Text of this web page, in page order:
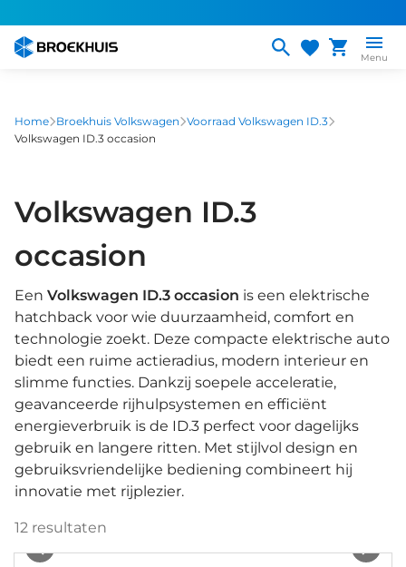
naar
gaan
Menu
Home Broekhuis Volkswagen Voorraad Volkswagen ID.3
Volkswagen ID.3 occasion
Volkswagen ID.3
occasion
Een Volkswagen ID.3 occasion is een elektrische
hatchback voor wie duurzaamheid, comfort en
technologie zoekt. Deze compacte elektrische auto
biedt een ruime actieradius, modern interieur en
slimme functies. Dankzij soepele acceleratie,
geavanceerde rijhulpsystemen en efficiënt
energieverbruik is de ID.3 perfect voor dagelijks
gebruik en langere ritten. Met stijlvol design en
gebruiksvriendelijke bediening combineert hij
innovatie met rijplezier.
12 resultaten